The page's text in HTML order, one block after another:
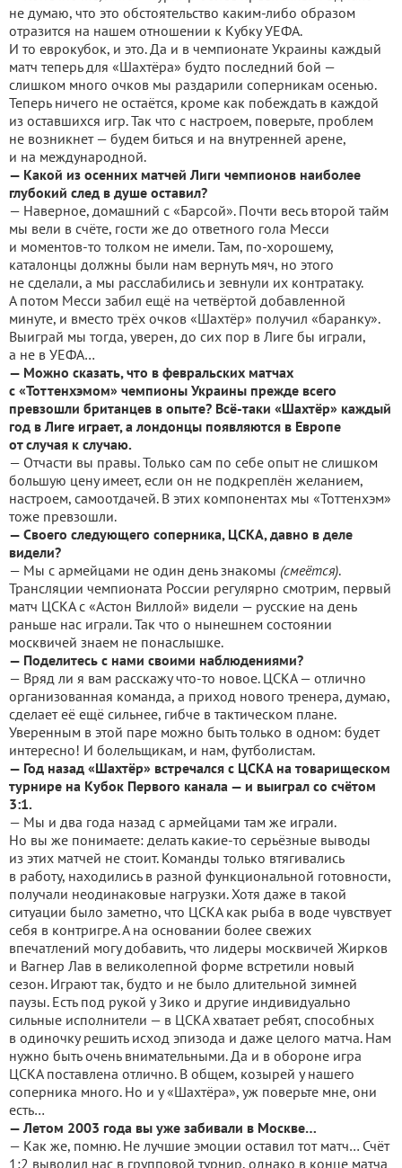
не думаю, что это обстоятельство каким-либо образом
отразится на нашем отношении к Кубку УЕФА.
И то еврокубок, и это. Да и в чемпионате Украины каждый
матч теперь для «Шахтёра» будто последний бой —
слишком много очков мы раздарили соперникам осенью.
Теперь ничего не остаётся, кроме как побеждать в каждой
из оставшихся игр. Так что с настроем, поверьте, проблем
не возникнет — будем биться и на внутренней арене,
и на международной.
— Какой из осенних матчей Лиги чемпионов наиболее
глубокий след в душе оставил?
— Наверное, домашний с «Барсой». Почти весь второй тайм
мы вели в счёте, гости же до ответного гола Месси
и моментов-то толком не имели. Там, по-хорошему,
каталонцы должны были нам вернуть мяч, но этого
не сделали, а мы расслабились и зевнули их контратаку.
А потом Месси забил ещё на четвёртой добавленной
минуте, и вместо трёх очков «Шахтёр» получил «баранку».
Выиграй мы тогда, уверен, до сих пор в Лиге бы играли,
а не в УЕФА…
— Можно сказать, что в февральских матчах
с «Тоттенхэмом» чемпионы Украины прежде всего
превзошли британцев в опыте? Всё-таки «Шахтёр» каждый
год в Лиге играет, а лондонцы появляются в Европе
от случая к случаю.
— Отчасти вы правы. Только сам по себе опыт не слишком
большую цену имеет, если он не подкреплён желанием,
настроем, самоотдачей. В этих компонентах мы «Тоттенхэм»
тоже превзошли.
— Своего следующего соперника, ЦСКА, давно в деле
видели?
— Мы с армейцами не один день знакомы (смеётся).
Трансляции чемпионата России регулярно смотрим, первый
матч ЦСКА с «Астон Виллой» видели — русские на день
раньше нас играли. Так что о нынешнем состоянии
москвичей знаем не понаслышке.
— Поделитесь с нами своими наблюдениями?
— Вряд ли я вам расскажу что-то новое. ЦСКА — отлично
организованная команда, а приход нового тренера, думаю,
сделает её ещё сильнее, гибче в тактическом плане.
Уверенным в этой паре можно быть только в одном: будет
интересно! И болельщикам, и нам, футболистам.
— Год назад «Шахтёр» встречался с ЦСКА на товарищеском
турнире на Кубок Первого канала — и выиграл со счётом
3:1.
— Мы и два года назад с армейцами там же играли.
Но вы же понимаете: делать какие-то серьёзные выводы
из этих матчей не стоит. Команды только втягивались
в работу, находились в разной функциональной готовности,
получали неодинаковые нагрузки. Хотя даже в такой
ситуации было заметно, что ЦСКА как рыба в воде чувствует
себя в контригре. А на основании более свежих
впечатлений могу добавить, что лидеры москвичей Жирков
и Вагнер Лав в великолепной форме встретили новый
сезон. Играют так, будто и не было длительной зимней
паузы. Есть под рукой у Зико и другие индивидуально
сильные исполнители — в ЦСКА хватает ребят, способных
в одиночку решить исход эпизода и даже целого матча. Нам
нужно быть очень внимательными. Да и в обороне игра
ЦСКА поставлена отлично. В общем, козырей у нашего
соперника много. Но и у «Шахтёра», уж поверьте мне, они
есть…
— Летом 2003 года вы уже забивали в Москве…
— Как же, помню. Не лучшие эмоции оставил тот матч… Счёт
1:2 выводил нас в групповой турнир, однако в конце матча